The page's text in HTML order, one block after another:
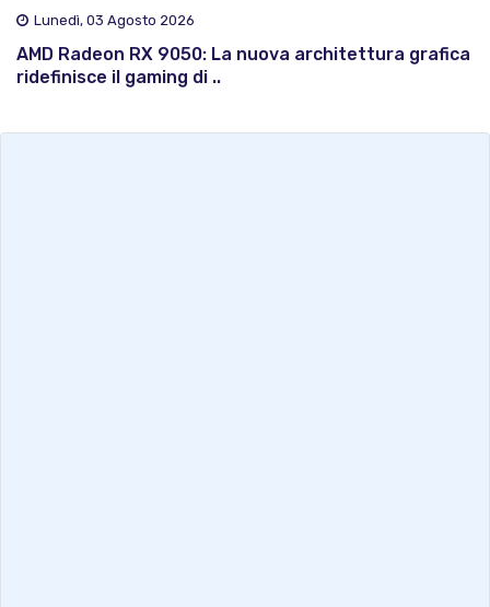
Lunedì, 03 Agosto 2026
AMD Radeon RX 9050: La nuova architettura grafica
ridefinisce il gaming di ..